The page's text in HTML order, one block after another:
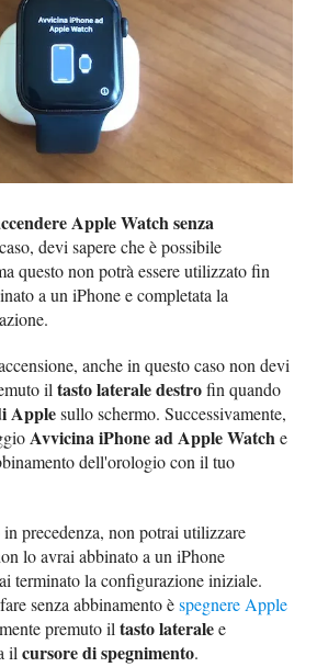
Apple Watch senza
devi sapere che è possibile
questo non potrà essere utilizzato fin
a un iPhone e completata la
anche in questo caso non devi
iltasto laterale destrofin quando
Applesullo schermo. Successivamente,
Avvicina iPhone ad Apple Watche
dell'orologio con il tuo
precedenza, non potrai utilizzare
lo avrai abbinato a un iPhone
terminato la configurazione iniziale.
senza abbinamento èspegnere Apple
premuto iltasto lateralee
ilcursore di spegnimento.